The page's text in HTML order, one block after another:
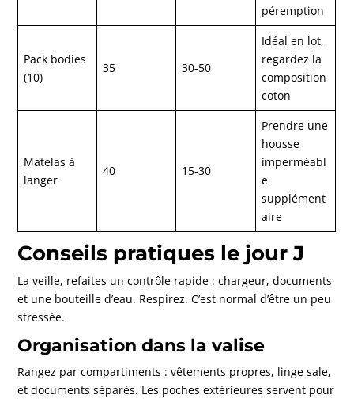
péremption
Pack bodies
(10)
35 30-50
Idéal en lot,
regardez la
composition
coton
Matelas à
langer
40 15-30
Prendre une
housse
imperméabl
e
supplément
aire
Conseils pratiques le jour J
La veille, refaites un contrôle rapide : chargeur, documents
et une bouteille d’eau. Respirez. C’est normal d’être un peu
stressée.
Organisation dans la valise
Rangez par compartiments : vêtements propres, linge sale,
et documents séparés. Les poches extérieures servent pour